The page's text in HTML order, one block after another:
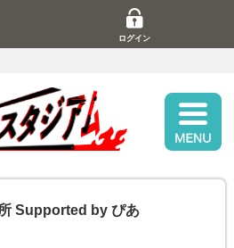
ログイン
Supported by ぴあ